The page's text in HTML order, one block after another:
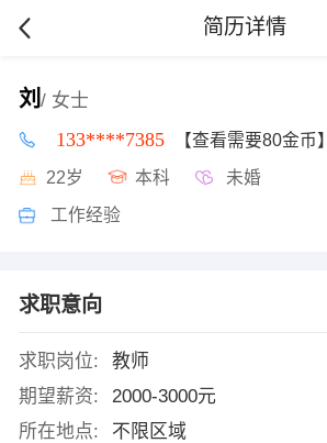
简历详情
刘 / 女士
133****7385 【查看需要80金币】
22岁 本科 未婚
工作经验
求职意向
求职岗位:
教师
期望薪资:
2000-3000元
所在地点:
不限区域